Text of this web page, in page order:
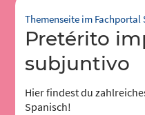
Themenseite im Fachportal
Pretérito imperfecto de
subjuntivo
Hier findest du
Spanisch!